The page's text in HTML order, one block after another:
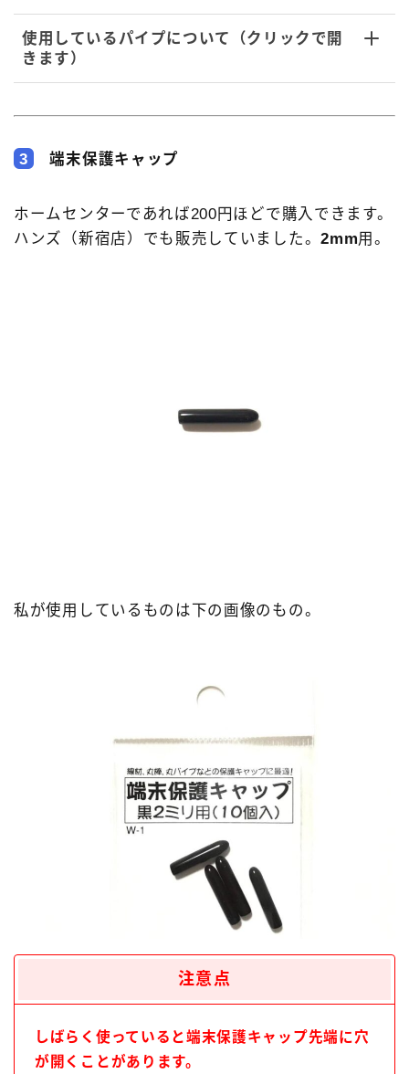
使用しているパイプについて（クリックで開
きます）
3 端末保護キャップ
ホームセンターであれば200円ほどで購入できます。
ハンズ（新宿店）でも販売していました。2mm用。
私が使用しているものは下の画像のもの。
注意点
しばらく使っていると端末保護キャップ先端に穴
が開くことがあります。